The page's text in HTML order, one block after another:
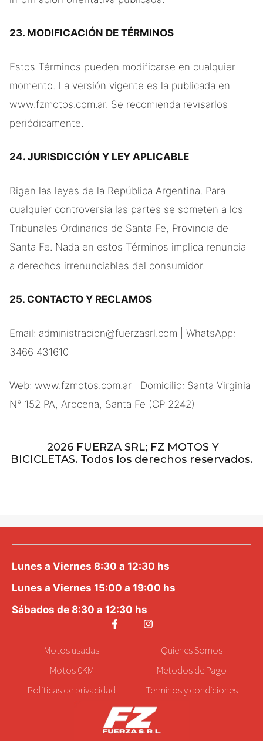
23. MODIFICACIÓN DE TÉRMINOS
Estos Términos pueden modificarse en cualquier
momento. La versión vigente es la publicada en
www.fzmotos.com.ar. Se recomienda revisarlos
periódicamente.
24. JURISDICCIÓN Y LEY APLICABLE
Rigen las leyes de la República Argentina. Para
cualquier controversia las partes se someten a los
Tribunales Ordinarios de Santa Fe, Provincia de
Santa Fe. Nada en estos Términos implica renuncia
a derechos irrenunciables del consumidor.
25. CONTACTO Y RECLAMOS
Email: administracion@fuerzasrl.com | WhatsApp:
3466 431610
Web: www.fzmotos.com.ar | Domicilio: Santa Virginia
N° 152 PA, Arocena, Santa Fe (CP 2242)
2026 FUERZA SRL; FZ MOTOS Y
BICICLETAS. Todos los derechos reservados.
Lunes a Viernes 8:30 a 12:30 hs
Lunes a Viernes 15:00 a 19:00 hs
Sábados de 8:30 a 12:30 hs
Motosusadas
Motos 0KM
Politicas de privacidad
Quienes Somos
Metodos de Pago
Terminos y condiciones